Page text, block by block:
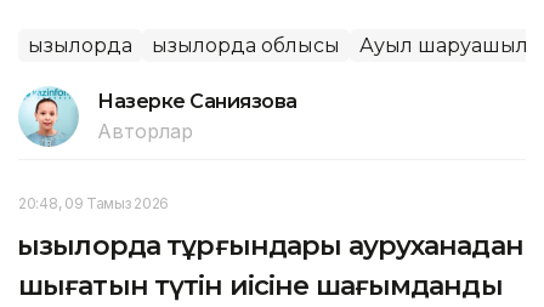
Қызылорда Қызылорда облысы Ауыл
Назерке Саниязова
Авторлар
20:48, 09 Тамыз 2026
Қызылорда тұрғындары ауруханадан
шығатын түтін иісіне шағымданды